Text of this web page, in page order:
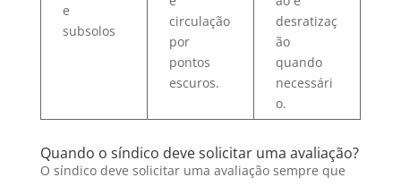
e
subsolos
circulação
por
pontos
escuros.
desratizaç
ão
quando
necessári
o.
Quando o síndico deve solicitar uma avaliação?
O síndico deve solicitar uma avaliação sempre que